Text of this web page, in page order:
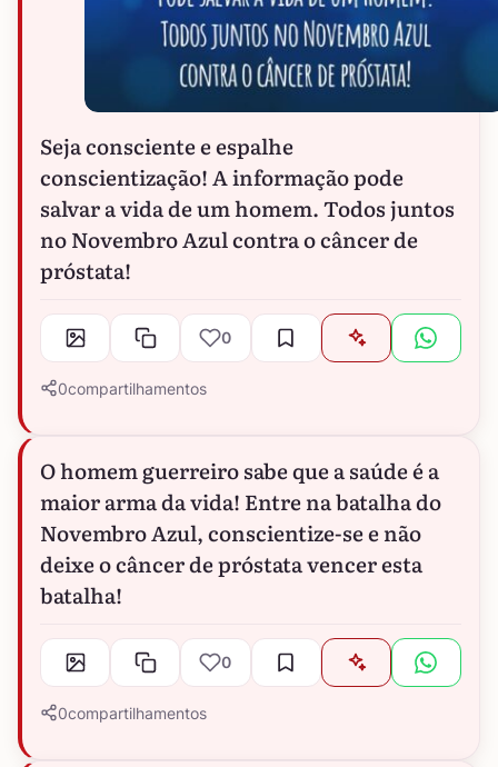
Seja consciente e espalhe
conscientização! A informação pode
salvar a vida de um homem. Todos juntos
no Novembro Azul contra o câncer de
próstata!
0
0compartilhamentos
O homem guerreiro sabe que a saúde é a
maior arma da vida! Entre na batalha do
Novembro Azul, conscientize-se e não
deixe o câncer de próstata vencer esta
batalha!
0
0compartilhamentos